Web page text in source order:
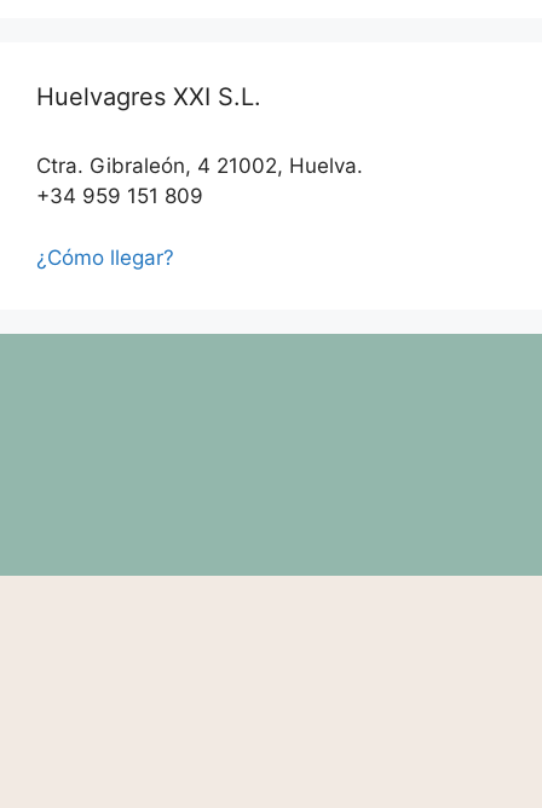
Huelvagres XXI S.L.
Ctra. Gibraleón, 4 21002, Huelva.
+34 959 151 809
¿Cómo llegar?